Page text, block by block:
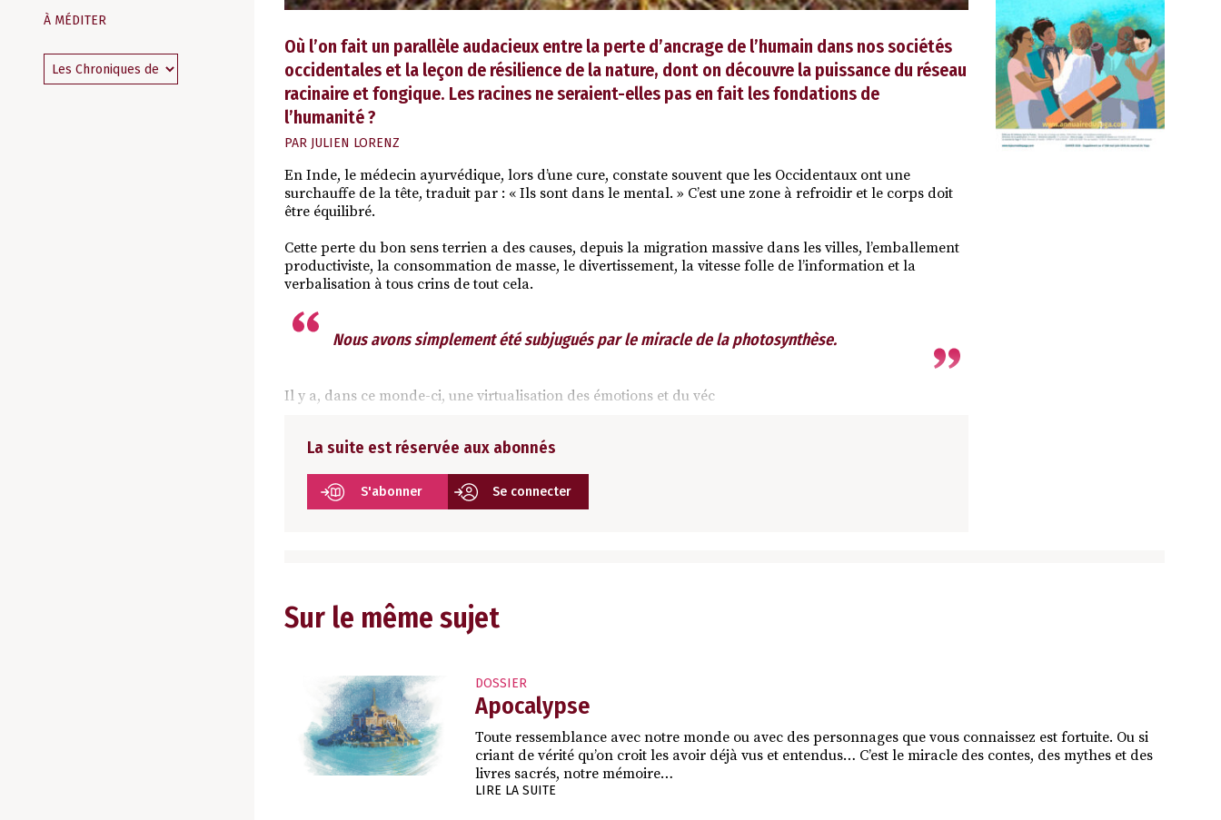
À MÉDITER
Où l’on fait un parallèle audacieux entre la perte d’ancrage de l’humain dans nos sociétés
occidentales et la leçon de résilience de la nature, dont on découvre la puissance du réseau
racinaire et fongique. Les racines ne seraient-elles pas en fait les fondations de
l’humanité ?
PAR JULIEN LORENZ
En Inde, le médecin ayurvédique, lors d’une cure, constate souvent que les Occidentaux ont une
surchauffe de la tête, traduit par : « Ils sont dans le mental. » C’est une zone à refroidir et le corps doit
être équilibré.
Cette perte du bon sens terrien a des causes, depuis la migration massive dans les villes, l’emballement
productiviste, la consommation de masse, le divertissement, la vitesse folle de l’information et la
verbalisation à tous crins de tout cela.
Nous avons simplement été subjugués par le miracle de la photosynthèse.
Il y a, dans ce monde-ci, une virtualisation des émotions et du véc
La suite est réservée aux abonnés
S'abonner Se connecter
Sur le même sujet
DOSSIER
Apocalypse
Toute ressemblance avec notre monde ou avec des personnages que vous connaissez est fortuite. Ou si
criant de vérité qu’on croit les avoir déjà vus et entendus… C’est le miracle des contes, des mythes et des
livres sacrés, notre mémoire…
LIRE LA SUITE